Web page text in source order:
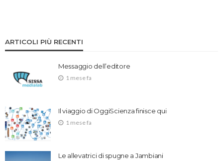
ARTICOLI PIÙ RECENTI
Messaggio dell’editore
1 mese fa
Il viaggio di OggiScienza finisce qui
1 mese fa
Le allevatrici di spugne a Jambiani